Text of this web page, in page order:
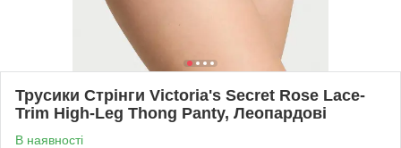
Трусики Стрінги Victoria's Secret Rose Lace-
Trim High-Leg Thong Panty, Леопардові
В наявності